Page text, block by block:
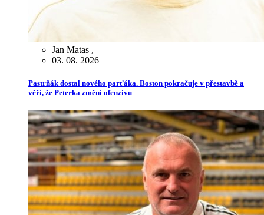
Jan Matas ,
03. 08. 2026
Pastrňák dostal nového parťáka. Boston pokračuje v přestavbě a
věří, že Peterka změní ofenzivu